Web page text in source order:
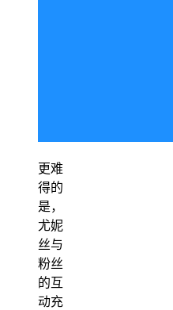
更难
得的
是，
尤妮
丝与
粉丝
的互
动充